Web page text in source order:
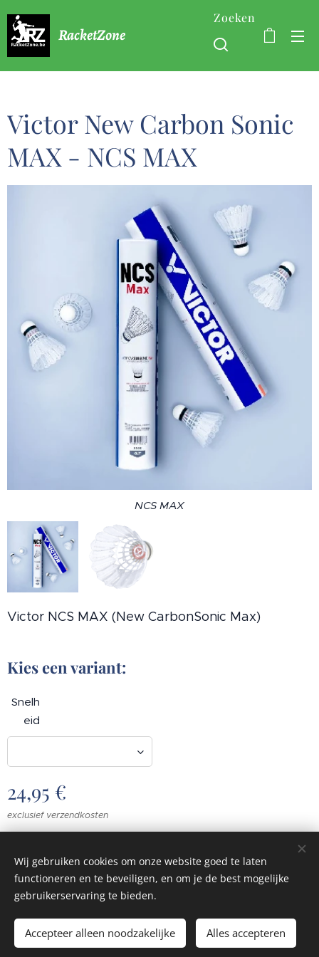
RacketZone
Zoeken
Victor New Carbon Sonic
MAX - NCS MAX
NCS MAX
NCS MAX
Victor NCS MAX (New CarbonSonic Max)
Kies een variant:
Snelh
eid
24,95 €
exclusief verzendkosten
© 2023 Alle rechten voorbehouden
Cookies
Wij gebruiken cookies om onze website goed te laten
functioneren en te beveiligen, en om je de best mogelijke
gebruikerservaring te bieden.
Accepteer alleen noodzakelijke Alles accepteren